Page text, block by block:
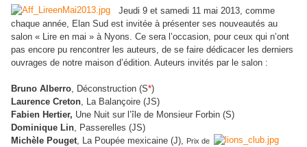
Jeudi 9 et samedi 11 mai 2013, comme
chaque année, Elan Sud est invitée à présenter ses nouveautés au
salon « Lire en mai » à Nyons. Ce sera l’occasion, pour ceux qui n’ont
pas encore pu rencontrer les auteurs, de se faire dédicacer les derniers
ouvrages de notre maison d’édition. Auteurs invités par le salon :
Bruno Alberro, Déconstruction (S*)
Laurence Creton, La Balançoire (JS)
Fabien Hertier, Une Nuit sur l’île de Monsieur Forbin (S)
Dominique Lin, Passerelles (JS)
Michèle Pouget, La Poupée mexicaine (J), Prix de